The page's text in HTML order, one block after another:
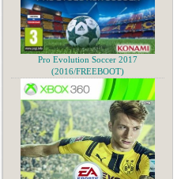
Pro Evolution Soccer 2017
(2016/FREEBOOT)